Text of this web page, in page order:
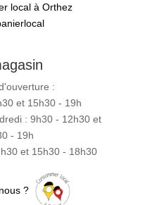
local à Orthez
:
et 15h30 - 19h
: 9h30 - 12h30 et
- 19h
et 15h30 - 18h30
?